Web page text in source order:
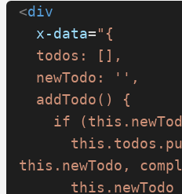
<div
  x-data
="{
  todos: [],
  newTodo: '',
  addTodo() {
if
this.newTodo,